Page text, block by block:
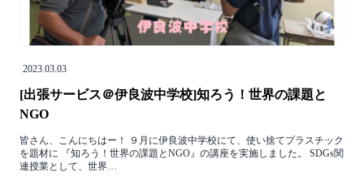
2023.03.03
[出張サービス＠伊良波中学校]知ろう！世界の課題と
NGO
皆さん、こんにちはー！ ９月に伊良波中学校にて、使い捨てプラスチック
を題材に 『知ろう！世界の課題とNGO』の講座を実施しました。 SDGs関
連授業として、世界…